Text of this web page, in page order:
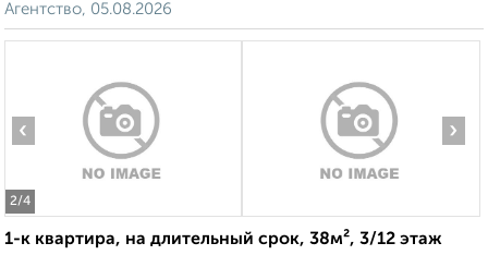
Агентство, 05.08.2026
2/4
‹ ›
1-к квартира, на длительный срок, 38м², 3/12 этаж